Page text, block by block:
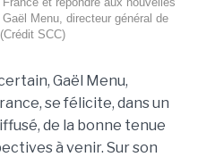
Menu, directeur général de
SCC)
Gaël Menu,
se félicite, dans un
de la bonne tenue
à venir. Sur son